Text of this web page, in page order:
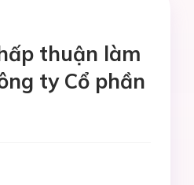
thuận làm
ty Cổ phần